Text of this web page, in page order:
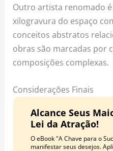
Outro artista renomado é
xilogravura do espaço
conceitos abstratos
obras são marcadas por
composições complexas.
Considerações Finais
Alcance Seus
Lei da Atração!
O eBook "A Chave para o
manifestar seus desejos.